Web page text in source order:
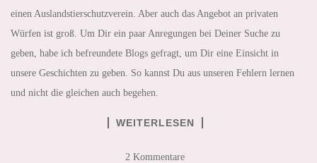
einen Auslandstierschutzverein. Aber auch das Angebot an privaten
Würfen ist groß. Um Dir ein paar Anregungen bei Deiner Suche zu
geben, habe ich befreundete Blogs gefragt, um Dir eine Einsicht in
unsere Geschichten zu geben. So kannst Du aus unseren Fehlern lernen
und nicht die gleichen auch begehen.
WEITERLESEN
2 Kommentare